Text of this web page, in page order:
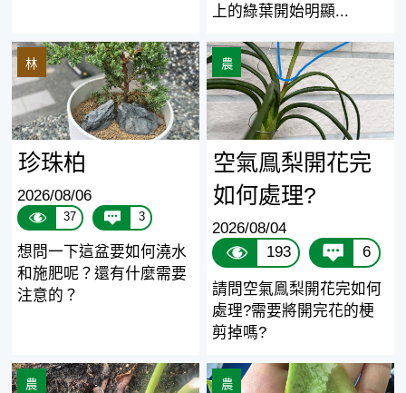
上的綠葉開始明顯...
珍珠柏
林
珍珠柏
2026/08/06
37 3
想問一下這盆要如何澆水
和施肥呢？還有什麼需要
注意的？
空氣鳯梨開花完如何處理?
農
空氣鳯梨開花完
如何處理?
2026/08/04
193
6
請問空氣鳯梨開花完如何
處理?需要將開完花的梗
剪掉嗎?
「請求建議」陽台盆栽番茄葉片發黃向下捲曲/蟲害
農
請問虎尾蘭葉片濕濕的
農